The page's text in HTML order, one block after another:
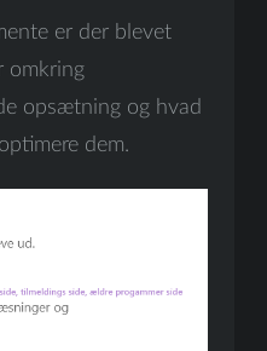
er der blevet
omkring
opsætning og hvad
dem.